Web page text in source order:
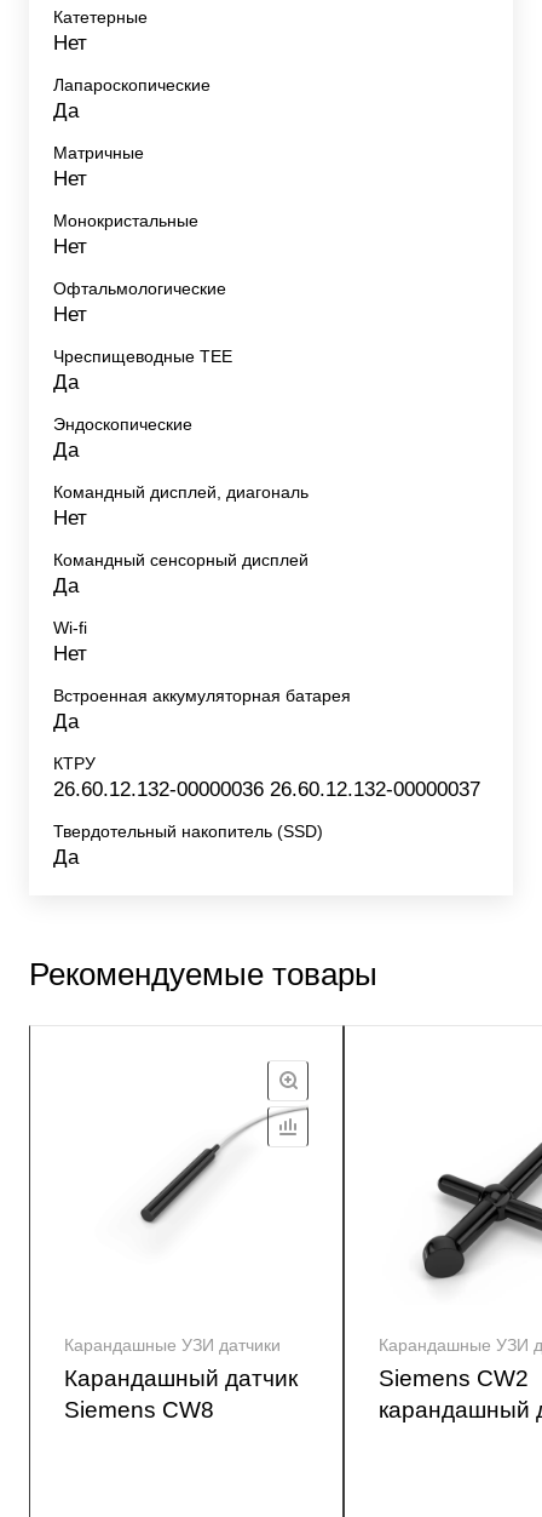
Катетерные
Нет
Лапароскопические
Да
Матричные
Нет
Монокристальные
Нет
Офтальмологические
Нет
Чреспищеводные TEE
Да
Эндоскопические
Да
Командный дисплей, диагональ
Нет
Командный сенсорный дисплей
Да
Wi-fi
Нет
Встроенная аккумуляторная батарея
Да
КТРУ
26.60.12.132-00000036 26.60.12.132-00000037
Твердотельный накопитель (SSD)
Да
Рекомендуемые товары
Карандашные УЗИ датчики
Карандашный датчик
Siemens CW8
Карандашные УЗИ
Siemens CW2
карандашный